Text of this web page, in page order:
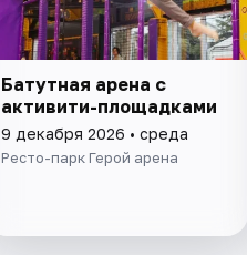
Батутная арена с
активити-площадками
9 декабря 2026 • среда
Ресто-парк Герой арена